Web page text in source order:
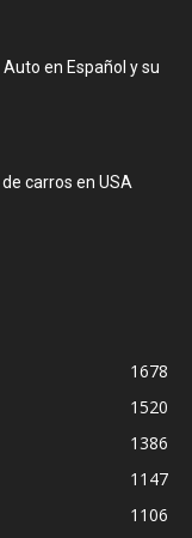
en Español y su
carros en USA
1678
1520
1386
1147
1106